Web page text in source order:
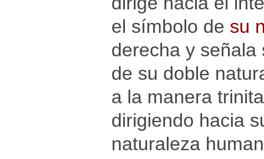
el símbolo de su
derecha y
de su doble
a la manera
dirigiendo hacia
naturaleza